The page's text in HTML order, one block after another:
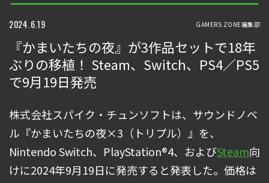
o
g
n
2024.6.19 GAMERS ZONE編集部
『かまいたちの夜』が3作品セットで18年
ぶりの移植！ Steam、Switch、PS4／PS5
で9月19日発売
株式会社スパイク・チュンソフトは、サウンドノベ
ル『かまいたちの夜×3（トリプル）』を、
Nintendo Switch、PlayStation®4、およびSteam向
けに2024年9月19日に発売すると発表した。価格は